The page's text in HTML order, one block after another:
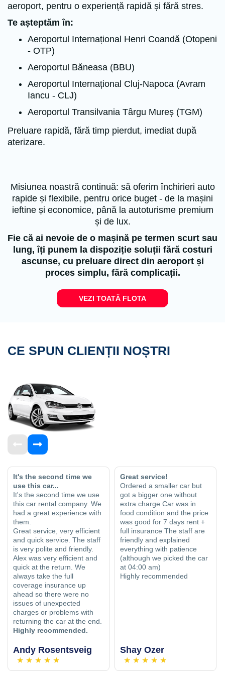
aeroport, pentru o experiență rapidă și fără stres.
Te așteptăm în:
Aeroportul Internațional Henri Coandă (Otopeni
- OTP)
Aeroportul Băneasa (BBU)
Aeroportul Internațional Cluj-Napoca (Avram
Iancu - CLJ)
Aeroportul Transilvania Târgu Mureș (TGM)
Preluare rapidă, fără timp pierdut, imediat după
aterizare.
Misiunea noastră continuă: să oferim închirieri auto
rapide și flexibile, pentru orice buget - de la mașini
ieftine și economice, până la autoturisme premium
și de lux.
Fie că ai nevoie de o mașină pe termen scurt sau
lung, îți punem la dispoziție soluții fără costuri
ascunse, cu preluare direct din aeroport și
proces simplu, fără complicații.
VEZI TOATĂ FLOTA
CE SPUN CLIENȚII NOȘTRI
It's the second time we
use this car...
It's the second time we use
this car rental company. We
had a great experience with
them.
Great service, very efficient
and quick service. The staff
is very polite and friendly.
Alex was very efficient and
quick at the return. We
always take the full
coverage insurance up
ahead so there were no
issues of unexpected
charges or problems with
returning the car at the end.
Highly recommended.
Andy Rosentsveig
★ ★ ★ ★ ★
Great service!
Ordered a smaller car but
got a bigger one without
extra charge Car was in
food condition and the price
was good for 7 days rent +
full insurance The staff are
friendly and explained
everything with patience
(although we picked the car
at 04:00 am)
Highly recommended
Shay Ozer
★ ★ ★ ★ ★